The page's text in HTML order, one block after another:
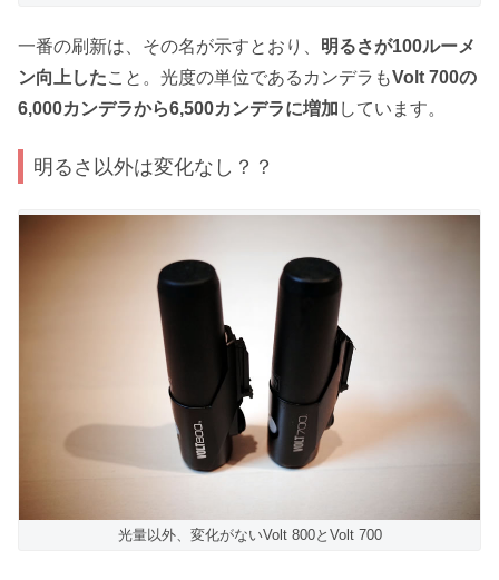
一番の刷新は、その名が示すとおり、 明るさが100ルーメ
ン向上したこと。光度の単位であるカンデラもVolt 700の
6,000カンデラから6,500カンデラに増加 しています。
明るさ以外は変化なし？？
光量以外、変化がないVolt 800とVolt 700